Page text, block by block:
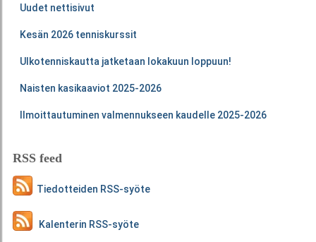
Uudet nettisivut
Kesän 2026 tenniskurssit
Ulkotenniskautta jatketaan lokakuun loppuun!
Naisten kasikaaviot 2025-2026
Ilmoittautuminen valmennukseen kaudelle 2025-2026
RSS feed
Tiedotteiden RSS-syöte
Kalenterin RSS-syöte